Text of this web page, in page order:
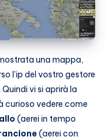
una mappa,
l’ip del vostro gestore
vi si aprirà la
curioso vedere come
(aerei in tempo
(aerei con